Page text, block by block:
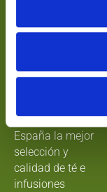
Nectarán
empresa familiar
comercializa en
España la mejor
selección y
calidad de té e
infusiones